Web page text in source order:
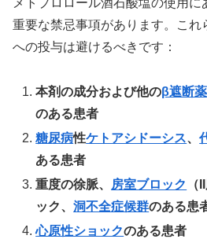
重要な禁忌事項があります。これ
への投与は避けるべきです：
本剤の成分および他のβ遮断薬
のある患者
糖尿病性ケトアシドーシス、
ある患者
重度の徐脈、
房室ブロック
ック、洞不全症候群のある患
心原性ショックのある患者